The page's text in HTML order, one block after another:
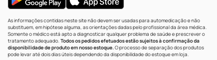
As informações contidas neste site não devem ser usadas para automedicação e não
substituem, em hipótese alguma, as orientações dadas pelo profissional da área médica.
Somente o médico está apto a diagnosticar qualquer problema de saúde e prescrever o
tratamento adequado. Todos os pedidos efetuados estão sujeitos à confirmação da
disponibilidade de produto em nosso estoque.O processo de separação dos produtos
pode levar até dois dias úteis dependendo da disponibilidade do estoque em loja.